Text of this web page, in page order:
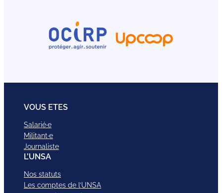
VOUS ETES
Salarié·e
Militant·e
Journaliste
L’UNSA
Nos statuts
Les comptes de l’UNSA